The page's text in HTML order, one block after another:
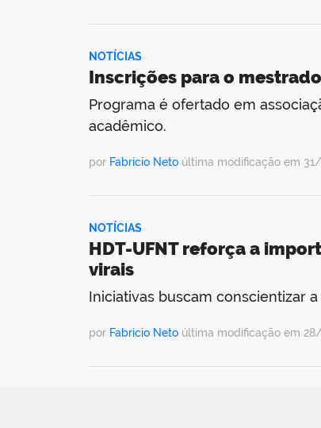
NOTÍCIAS
Inscrições para o
Programa é ofertado em
acadêmico.
por Fabricio Neto última modificação em 31/
NOTÍCIAS
HDT-UFNT reforça a
virais
Iniciativas buscam conscientizar
por Fabricio Neto última modificação em